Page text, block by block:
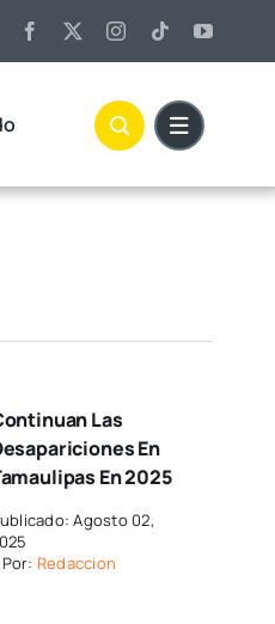
Las
En
En 2025
Agosto 02,
Por: Redaccion